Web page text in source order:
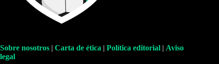
Sobre nosotros | Carta de ética | Política editorial | Aviso
legal